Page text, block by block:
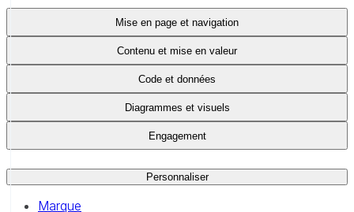
Mise en page et navigation
Contenu et mise en valeur
Code et données
Diagrammes et visuels
Engagement
Personnaliser
Marque